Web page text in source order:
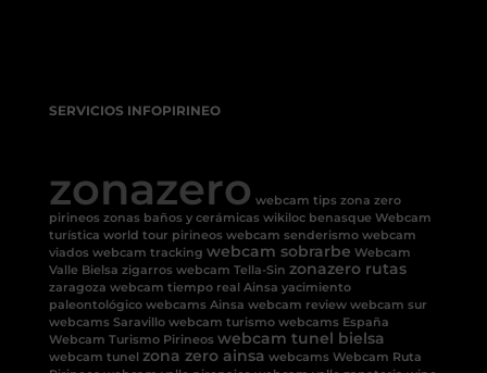
SERVICIOS INFOPIRINEO
zonazero webcam tips zona zero
pirineos zonas baños y cerámicas wikiloc benasque Webcam
turística world tour pirineos webcam senderismo webcam
viados webcam tracking webcam sobrarbe Webcam
Valle Bielsa zigarros webcam Tella-Sin zonazero rutas
zaragoza webcam tiempo real Ainsa yacimiento
paleontológico webcams Ainsa webcam review webcam sur
webcams Saravillo webcam turismo webcams España
Webcam Turismo Pirineos webcam tunel bielsa
webcam tunel zona zero ainsa webcams Webcam Ruta